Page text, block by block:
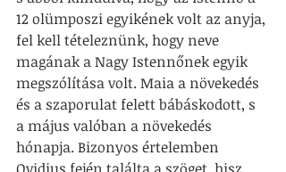
12 olümposzi egyikének volt az anyja,
fel kell tételeznünk, hogy neve
magának a Nagy Istennőnek egyik
megszólítása volt. Maia a növekedés
és a szaporulat felett bábáskodott, s
a május valóban a növekedés
hónapja. Bizonyos értelemben
Ovidius fején találta a szöget, hisz